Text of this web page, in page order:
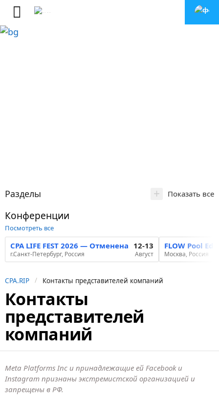
Разделы + Показать все
Конференции
Посмотреть все
CPA LIFE FEST 2026 — Отменена
г.Санкт-Петербург, Россия
12-13
Август
FLOW Pool
Москва, Россия
CPA.RIP Контакты представителей компаний
Контакты
представителей
компаний
Meta Platforms Inc и принадлежащие ей Facebook и
Instagram признаны экстремистской организацией и
запрещены в РФ.